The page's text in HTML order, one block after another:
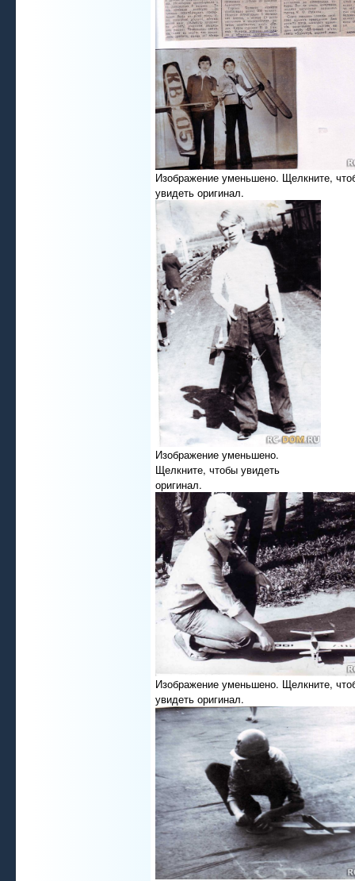
Изображение уменьшено. Щелкните,
увидеть оригинал.
Изображение уменьшено.
Щелкните, чтобы увидеть
оригинал.
Изображение уменьшено. Щелкните,
увидеть оригинал.